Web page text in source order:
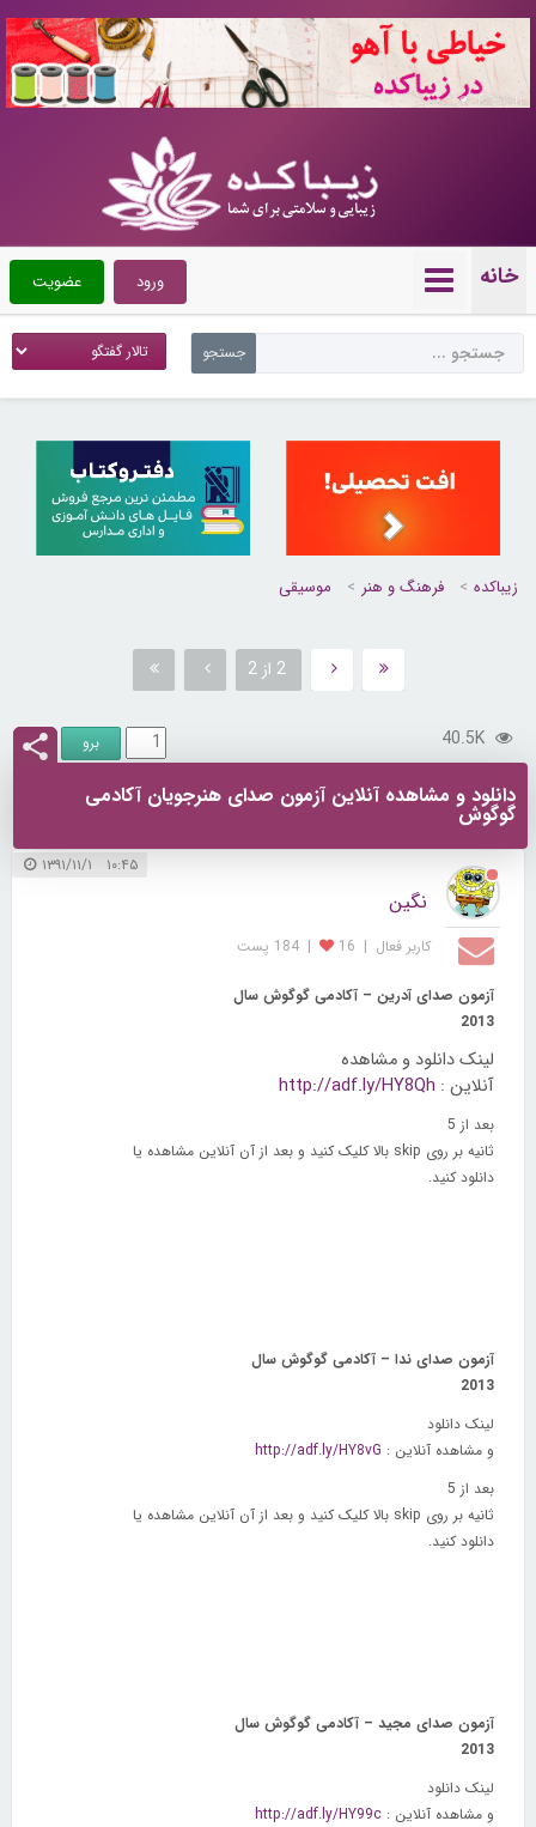
10722941
خانه عضویت ورود
زیباکده فرهنگ و هنر موسیقی
2 از 2
40.5K
دانلود و مشاهده آنلاین آزمون صدای هنرجویان آکادمی
گوگوش
۱۰:۴۵ ۱۳۹۱/۱۱/۱
نگین
کاربر فعال |
16
| 184 پست
آزمون صدای آدرین – آکادمی گوگوش سال
2013
لینک دانلود و مشاهده
آنلاین : http://adf.ly/HY8Qh
بعد از 5
ثانیه بر روی skip بالا کلیک کنید و بعد از آن آنلاین مشاهده یا
دانلود کنید.
آزمون صدای ندا – آکادمی گوگوش سال
2013
لینک دانلود
و مشاهده آنلاین : http://adf.ly/HY8vG
بعد از 5
ثانیه بر روی skip بالا کلیک کنید و بعد از آن آنلاین مشاهده یا
دانلود کنید.
آزمون صدای مجید – آکادمی گوگوش سال
2013
لینک دانلود
و مشاهده آنلاین : http://adf.ly/HY99c